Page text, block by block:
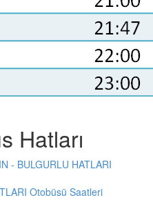
Hatları
- BULGURLU HATLARI
Otobüsü Saatleri